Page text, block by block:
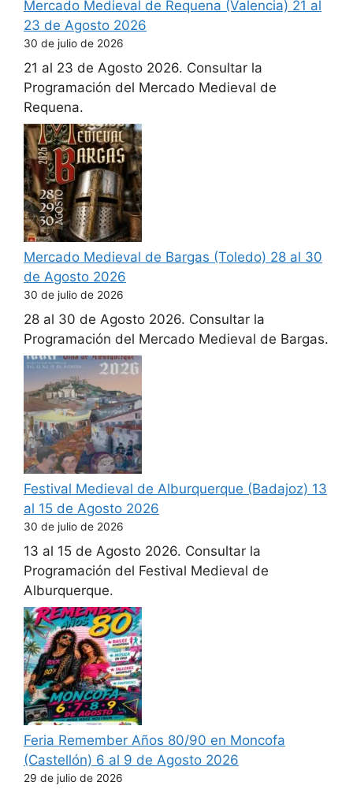
Mercado Medieval de Requena (Valencia) 21 al
23 de Agosto 2026
30 de julio de 2026
21 al 23 de Agosto 2026. Consultar la
Programación del Mercado Medieval de
Requena.
Mercado Medieval de Bargas (Toledo) 28 al 30
de Agosto 2026
30 de julio de 2026
28 al 30 de Agosto 2026. Consultar la
Programación del Mercado Medieval de Bargas.
Festival Medieval de Alburquerque (Badajoz) 13
al 15 de Agosto 2026
30 de julio de 2026
13 al 15 de Agosto 2026. Consultar la
Programación del Festival Medieval de
Alburquerque.
Feria Remember Años 80/90 en Moncofa
(Castellón) 6 al 9 de Agosto 2026
29 de julio de 2026